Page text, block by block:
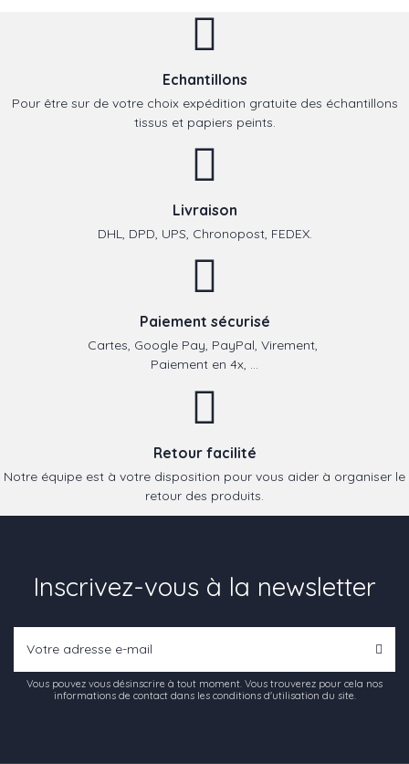
Echantillons
Pour être sur de votre choix expédition gratuite des échantillons
tissus et papiers peints.
Livraison
DHL, DPD, UPS, Chronopost, FEDEX.
Paiement sécurisé
Cartes, Google Pay, PayPal, Virement,
Paiement en 4x, ...
Retour facilité
Notre équipe est à votre disposition pour vous aider à organiser le
retour des produits.
Inscrivez-vous à la newsletter
Vous pouvez vous désinscrire à tout moment. Vous trouverez pour cela nos
informations de contact dans les conditions d'utilisation du site.